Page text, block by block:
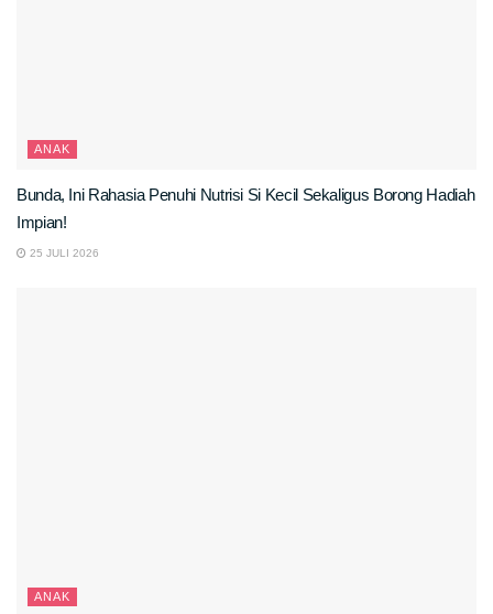
ANAK
Bunda, Ini Rahasia Penuhi Nutrisi Si Kecil Sekaligus Borong Hadiah
Impian!
25 JULI 2026
ANAK